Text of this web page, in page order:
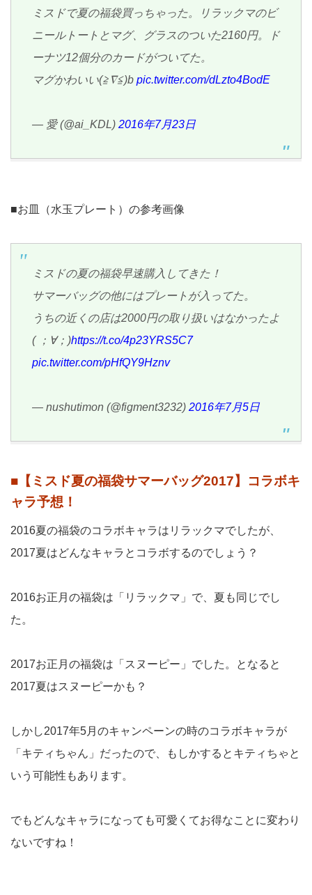
ミスドで夏の福袋買っちゃった。リラックマのビ
ニールトートとマグ、グラスのついた2160円。ド
ーナツ12個分のカードがついてた。
マグかわいい(≧∇≦)b pic.twitter.com/dLzto4BodE
— 愛 (@ai_KDL) 2016年7月23日
■お皿（水玉プレート）の参考画像
ミスドの夏の福袋早速購入してきた！
サマーバッグの他にはプレートが入ってた。
うちの近くの店は2000円の取り扱いはなかったよ
( ；∀；)https://t.co/4p23YRS5C7
pic.twitter.com/pHfQY9Hznv
— nushutimon (@figment3232) 2016年7月5日
■【ミスド夏の福袋サマーバッグ2017】コラボキ
ャラ予想！
2016夏の福袋のコラボキャラはリラックマでしたが、
2017夏はどんなキャラとコラボするのでしょう？
2016お正月の福袋は「リラックマ」で、夏も同じでし
た。
2017お正月の福袋は「スヌーピー」でした。となると
2017夏はスヌーピーかも？
しかし2017年5月のキャンペーンの時のコラボキャラが
「キティちゃん」だったので、もしかするとキティちゃと
いう可能性もあります。
でもどんなキャラになっても可愛くてお得なことに変わり
ないですね！